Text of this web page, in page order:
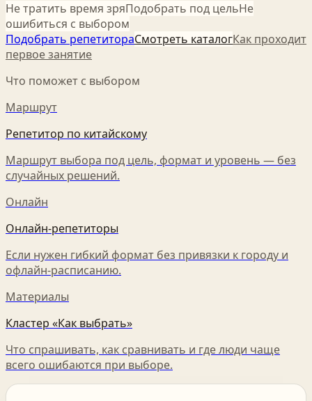
Не тратить время зряПодобрать под цельНе
ошибиться с выбором
Подобрать репетитораСмотреть каталогКак проходит
первое занятие
Что поможет с выбором
Маршрут
Репетитор по китайскому
Маршрут выбора под цель, формат и уровень — без
случайных решений.
Онлайн
Онлайн-репетиторы
Если нужен гибкий формат без привязки к городу и
офлайн-расписанию.
Материалы
Кластер «Как выбрать»
Что спрашивать, как сравнивать и где люди чаще
всего ошибаются при выборе.